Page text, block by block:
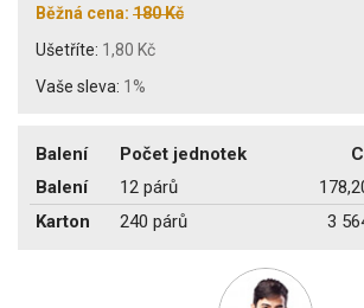
Běžná cena: 180 Kč
Ušetříte: 1,80 Kč
Vaše sleva: 1%
Balení Počet jednotek
Balení
12 párů
Karton
240 párů 3